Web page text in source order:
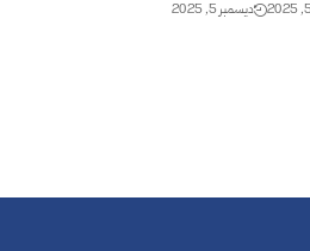
ديسمبر 5, 2025